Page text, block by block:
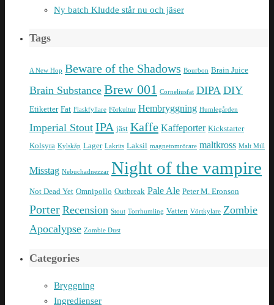
Ny batch Kludde står nu och jäser
Tags
A New Hop Beware of the Shadows Bourbon Brain Juice
Brain Substance Brew 001 Corneliusfat DIPA DIY
Etiketter Fat Flaskfyllare Förkultur Hembryggning Humlegården
Imperial Stout IPA jäst Kaffe Kaffeporter Kickstarter
Kolsyra Kylskåp Lager Lakrits Laksil magnetomrörare maltkross Malt Mill
Misstag Nebuchadnezzar Night of the vampire
Not Dead Yet Omnipollo Outbreak Pale Ale Peter M. Eronson
Porter Recension Stout Torrhumling Vatten Vörtkylare Zombie
Apocalypse Zombie Dust
Categories
Bryggning
Ingredienser